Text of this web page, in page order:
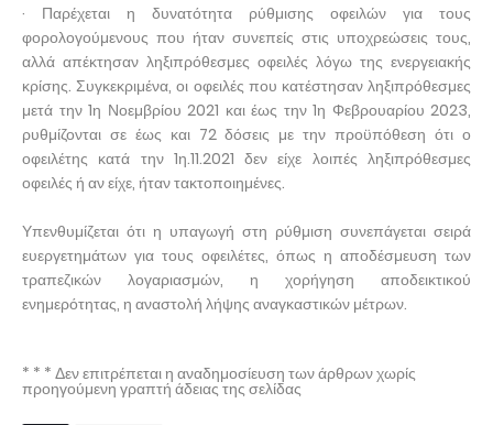
· Παρέχεται η δυνατότητα ρύθμισης οφειλών για τους
φορολογούμενους που ήταν συνεπείς στις υποχρεώσεις τους,
αλλά απέκτησαν ληξιπρόθεσμες οφειλές λόγω της ενεργειακής
κρίσης. Συγκεκριμένα, οι οφειλές που κατέστησαν ληξιπρόθεσμες
μετά την 1η Νοεμβρίου 2021 και έως την 1η Φεβρουαρίου 2023,
ρυθμίζονται σε έως και 72 δόσεις με την προϋπόθεση ότι ο
οφειλέτης κατά την 1η.11.2021 δεν είχε λοιπές ληξιπρόθεσμες
οφειλές ή αν είχε, ήταν τακτοποιημένες.
Υπενθυμίζεται ότι η υπαγωγή στη ρύθμιση συνεπάγεται σειρά
ευεργετημάτων για τους οφειλέτες, όπως η αποδέσμευση των
τραπεζικών λογαριασμών, η χορήγηση αποδεικτικού
ενημερότητας, η αναστολή λήψης αναγκαστικών μέτρων.
* * * Δεν επιτρέπεται η αναδημοσίευση των άρθρων χωρίς
προηγούμενη γραπτή άδειας της σελίδας